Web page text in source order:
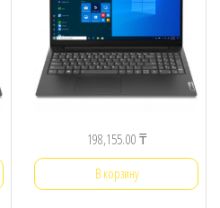
198,155.00₸
В корзину